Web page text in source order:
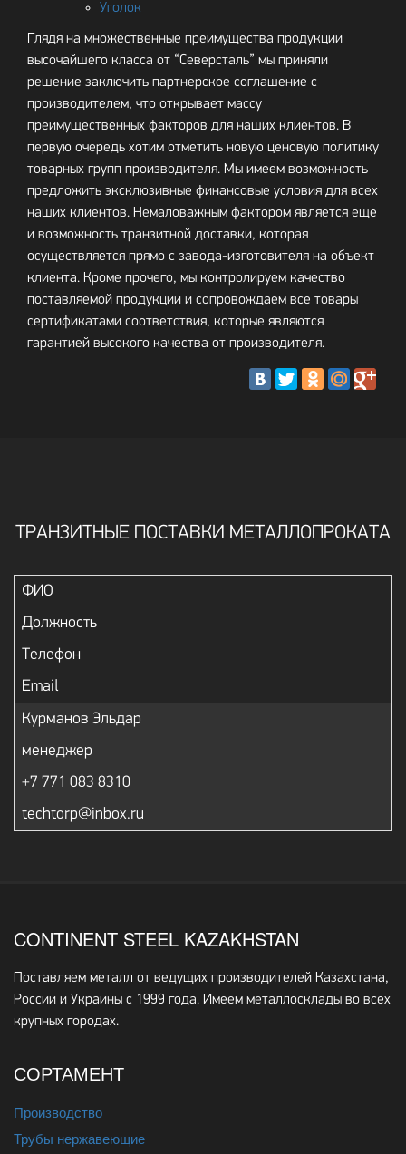
Уголок
Глядя на множественные преимущества продукции
высочайшего класса от “Северсталь” мы приняли
решение заключить партнерское соглашение с
производителем, что открывает массу
преимущественных факторов для наших клиентов. В
первую очередь хотим отметить новую ценовую политику
товарных групп производителя. Мы имеем возможность
предложить эксклюзивные финансовые условия для всех
наших клиентов. Немаловажным фактором является еще
и возможность транзитной доставки, которая
осуществляется прямо с завода-изготовителя на объект
клиента. Кроме прочего, мы контролируем качество
поставляемой продукции и сопровождаем все товары
сертификатами соответствия, которые являются
гарантией высокого качества от производителя.
ТРАНЗИТНЫЕ ПОСТАВКИ МЕТАЛЛОПРОКАТА
ФИО
Должность
Телефон
Email
Курманов Эльдар
менеджер
+7 771 083 8310
techtorp@inbox.ru
CONTINENT STEEL KAZAKHSTAN
Поставляем металл от ведущих производителей Казахстана,
России и Украины с 1999 года. Имеем металлосклады во всех
крупных городах.
СОРТАМЕНТ
Производство
Трубы нержавеющие